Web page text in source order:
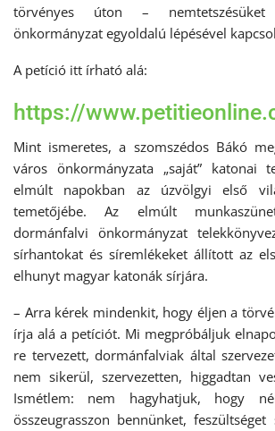
törvényes úton –
önkormányzat egyoldalú lépésével
A petíció itt írható alá:
https://
Mint ismeretes, a szomszédos Bákó
város önkormányzata „saját” katonai
elmúlt napokban az úzvölgyi első
temetőjébe. Az elmúlt
dormánfalvi önkormányzat
sírhantokat és síremlékeket állított az
elhunyt magyar katonák sírjára.
– Arra kérek mindenkit, hogy éljen a
írja alá a petíciót. Mi megpróbáljuk
re tervezett, dormánfalviak által
nem sikerül, szervezetten, higgadtan
Ismétlem: nem hagyhatjuk, hogy
összeugrasszon bennünket,